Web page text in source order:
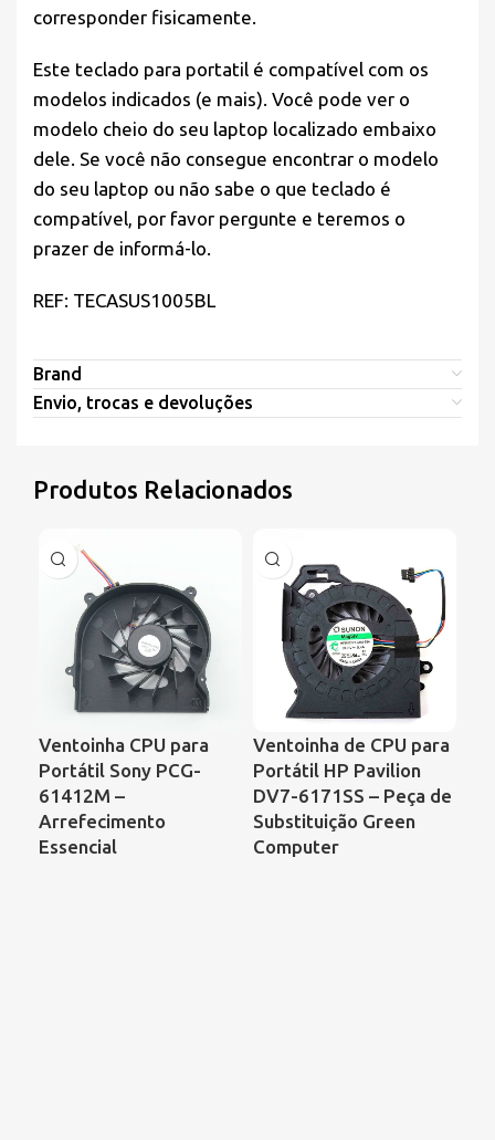
corresponder fisicamente.
Este teclado para portatil é compatível com os
modelos indicados (e mais). Você pode ver o
modelo cheio do seu laptop localizado embaixo
dele. Se você não consegue encontrar o modelo
do seu laptop ou não sabe o que teclado é
compatível, por favor pergunte e teremos o
prazer de informá-lo.
REF: TECASUS1005BL
Brand
Envio, trocas e devoluções
Produtos Relacionados
Ventoinha CPU para
Portátil Sony PCG-
61412M –
Arrefecimento
Essencial
Ventoinha de CPU para
Portátil HP Pavilion
DV7-6171SS – Peça de
Substituição Green
Computer